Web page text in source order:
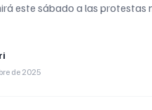
este sábado a las
de 2025